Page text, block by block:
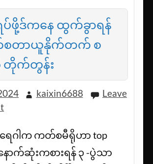
ဖို့ဒ်ကနေ ထွက်ခွာရန်
စတာယူနိုက်တက် စ
တိုက်တွန်း
kaixin6688
Leave
ရေဂါက ကတ်စမီရိုဟာ top
နောက်ဆုံးကစားရန် ၃ -ပွဲသာ